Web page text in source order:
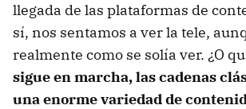
llegada de las plataformas de
sí, nos sentamos a ver la tele,
realmente como se solía ver. ¿O
sigue en marcha, las cadenas
una enorme variedad de